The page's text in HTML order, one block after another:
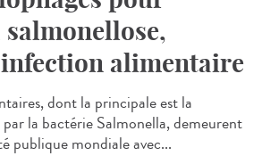
alimentaire
dont la principale est la
par la bactérie Salmonella, demeurent
publique mondiale avec...